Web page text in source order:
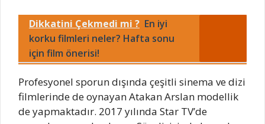
Dikkatini Çekmedi mi ? En iyi
korku filmleri neler? Hafta sonu
için film önerisi!
Profesyonel sporun dışında çeşitli sinema ve dizi
filmlerinde de oynayan Atakan Arslan modellik
de yapmaktadır. 2017 yılında Star TV’de